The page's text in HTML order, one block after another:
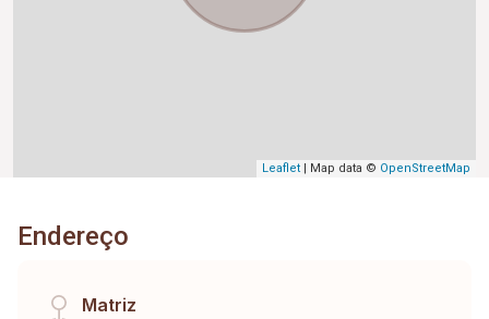
Leaflet | Map data © OpenStreetMap
Endereço
Matriz